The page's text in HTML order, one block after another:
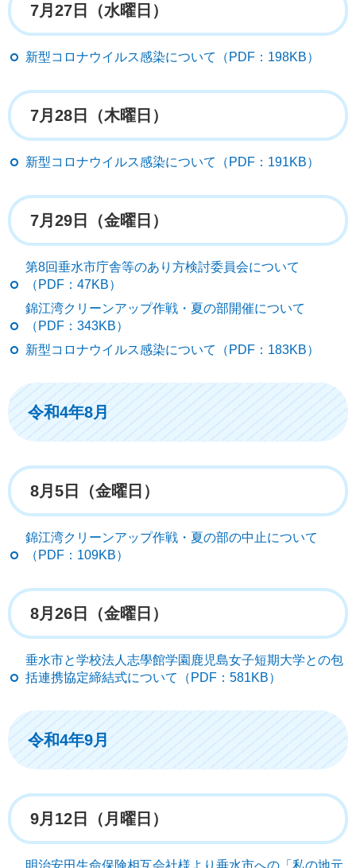
7月27日（水曜日）
新型コロナウイルス感染について（PDF：198KB）
7月28日（木曜日）
新型コロナウイルス感染について（PDF：191KB）
7月29日（金曜日）
第8回垂水市庁舎等のあり方検討委員会について
（PDF：47KB）
錦江湾クリーンアップ作戦・夏の部開催について
（PDF：343KB）
新型コロナウイルス感染について（PDF：183KB）
令和4年8月
8月5日（金曜日）
錦江湾クリーンアップ作戦・夏の部の中止について
（PDF：109KB）
8月26日（金曜日）
垂水市と学校法人志學館学園鹿児島女子短期大学との包
括連携協定締結式について（PDF：581KB）
令和4年9月
9月12日（月曜日）
明治安田生命保険相互会社様より垂水市への「私の地元